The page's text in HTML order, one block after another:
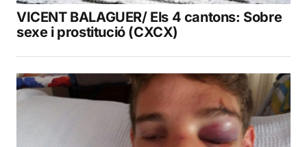
VICENT BALAGUER/ Els 4 cantons: Sobre
sexe i prostitució (CXCX)